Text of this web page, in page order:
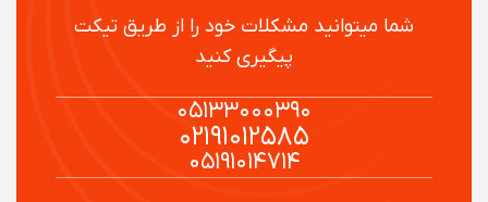
شما میتوانید مشکلات خود را از طریق تیکت
پیگیری کنید
۰۵۱۳۳۰۰۰۳۹۰
۰۲۱۹۱۰۱۲۵۸۵
۰۵۱۹۱۰۱۴۷۱۴